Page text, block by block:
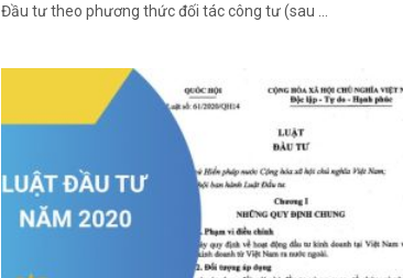
Đầu tư theo phương thức đối tác công tư (sau ...